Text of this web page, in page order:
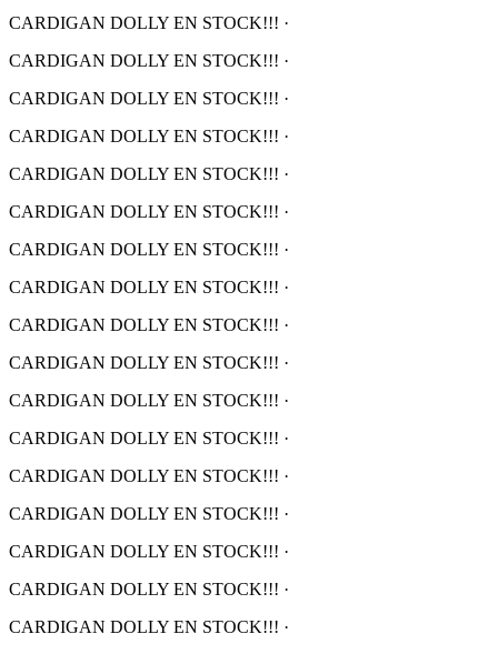
CARDIGAN DOLLY EN STOCK!!! ·
CARDIGAN DOLLY EN STOCK!!! ·
CARDIGAN DOLLY EN STOCK!!! ·
CARDIGAN DOLLY EN STOCK!!! ·
CARDIGAN DOLLY EN STOCK!!! ·
CARDIGAN DOLLY EN STOCK!!! ·
CARDIGAN DOLLY EN STOCK!!! ·
CARDIGAN DOLLY EN STOCK!!! ·
CARDIGAN DOLLY EN STOCK!!! ·
CARDIGAN DOLLY EN STOCK!!! ·
CARDIGAN DOLLY EN STOCK!!! ·
CARDIGAN DOLLY EN STOCK!!! ·
CARDIGAN DOLLY EN STOCK!!! ·
CARDIGAN DOLLY EN STOCK!!! ·
CARDIGAN DOLLY EN STOCK!!! ·
CARDIGAN DOLLY EN STOCK!!! ·
CARDIGAN DOLLY EN STOCK!!! ·